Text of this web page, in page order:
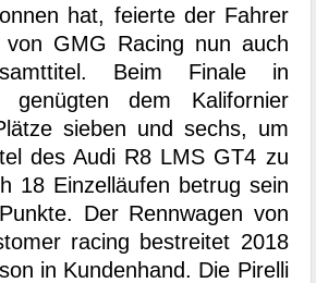
hat, feierte der Fahrer
von GMG Racing nun auch
Beim Finale in
genügten dem Kalifornier
sieben und sechs, um
des Audi R8 LMS GT4 zu
18 Einzelläufen betrug sein
Der Rennwagen von
racing bestreitet 2018
in Kundenhand. Die Pirelli